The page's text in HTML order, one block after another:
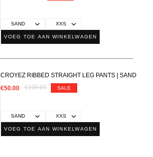
VOEG TOE AAN WINKELWAGEN
CROYEZ RIBBED STRAIGHT LEG PANTS | SAND
€50.00
€100.00 SALE
VOEG TOE AAN WINKELWAGEN